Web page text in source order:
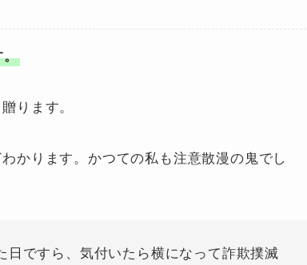
。
ります。
かります。かつての私も注意散漫の鬼でし
日ですら、気付いたら横になって詐欺撲滅